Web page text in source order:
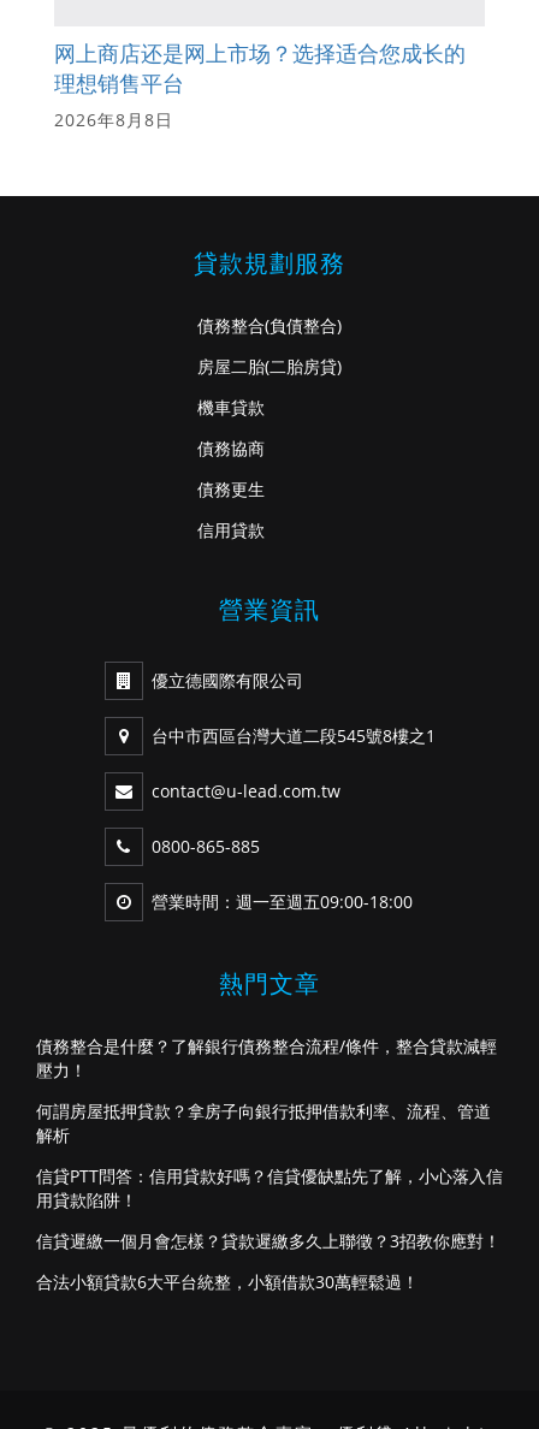
网上商店还是网上市场？选择适合您成长的
理想销售平台
2026年8月8日
貸款規劃服務
債務整合(負債整合)
房屋二胎(二胎房貸)
機車貸款
債務協商
債務更生
信用貸款
營業資訊
優立德國際有限公司
台中市西區台灣大道二段545號8樓之1
contact@u-lead.com.tw
0800-865-885
營業時間：週一至週五09:00-18:00
熱門文章
債務整合是什麼？了解銀行債務整合流程/條件，整合貸款減輕
壓力！
何謂房屋抵押貸款？拿房子向銀行抵押借款利率、流程、管道
解析
信貸PTT問答：信用貸款好嗎？信貸優缺點先了解，小心落入信
用貸款陷阱！
信貸遲繳一個月會怎樣？貸款遲繳多久上聯徵？3招教你應對！
合法小額貸款6大平台統整，小額借款30萬輕鬆過！